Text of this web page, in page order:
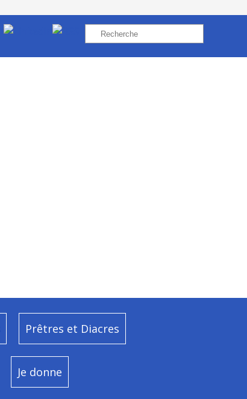
Prêtres et Diacres
Je donne